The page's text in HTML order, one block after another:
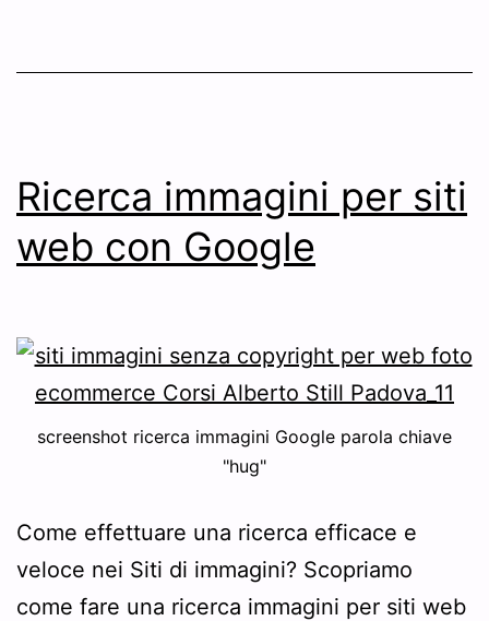
Ricerca immagini per siti
web con Google
screenshot ricerca immagini Google parola chiave
"hug"
Come effettuare una ricerca efficace e
veloce nei Siti di immagini? Scopriamo
come fare una ricerca immagini per siti web